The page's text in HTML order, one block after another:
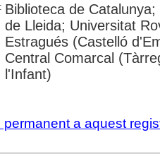
Biblioteca de
de Lleida; Universitat
Estragués (Castelló
Central Comarcal
l'Infant)
permanent a aquest